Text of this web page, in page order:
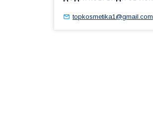
topkosmetika1@gmail.com